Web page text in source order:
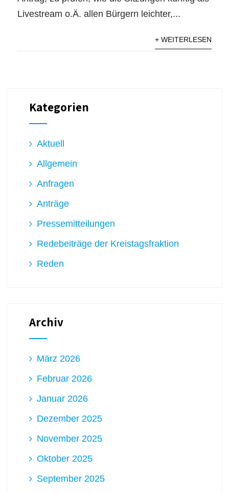
Livestream o.Ä. allen Bürgern leichter,...
+ WEITERLESEN
Kategorien
Aktuell
Allgemein
Anfragen
Anträge
Pressemitteilungen
Redebeiträge der Kreistagsfraktion
Reden
Archiv
März 2026
Februar 2026
Januar 2026
Dezember 2025
November 2025
Oktober 2025
September 2025